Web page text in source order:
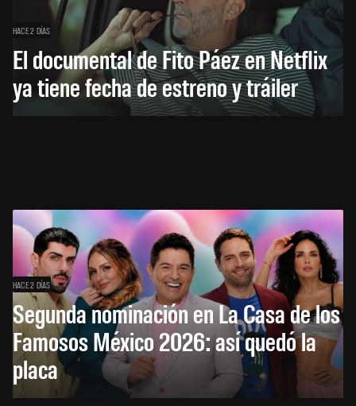
HACE 2 DÍAS
El documental de Fito Páez en Netflix
ya tiene fecha de estreno y tráiler
HACE 2 DÍAS
Segunda nominación en La Casa de los
Famosos México 2026: así quedó la
placa